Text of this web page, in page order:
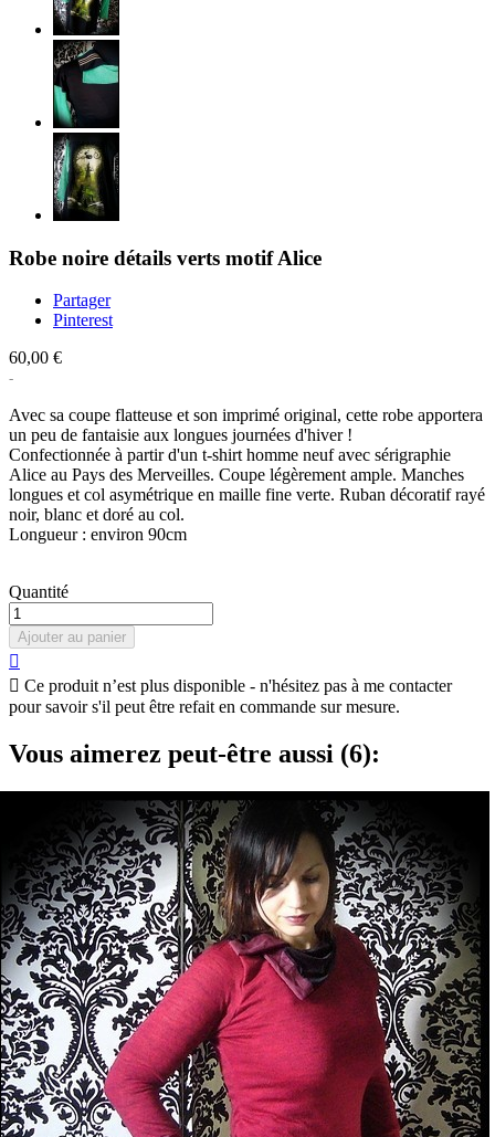
Robe noire détails verts motif Alice
Partager
Pinterest
60,00 €
Avec sa coupe flatteuse et son imprimé original, cette robe apportera
un peu de fantaisie aux longues journées d'hiver !
Confectionnée à partir d'un t-shirt homme neuf avec sérigraphie
Alice au Pays des Merveilles. Coupe légèrement ample. Manches
longues et col asymétrique en maille fine verte. Ruban décoratif rayé
noir, blanc et doré au col.
Longueur : environ 90cm
Quantité
Ajouter au panier

 Ce produit n’est plus disponible - n'hésitez pas à me contacter
pour savoir s'il peut être refait en commande sur mesure.
Vous aimerez peut-être aussi (6):